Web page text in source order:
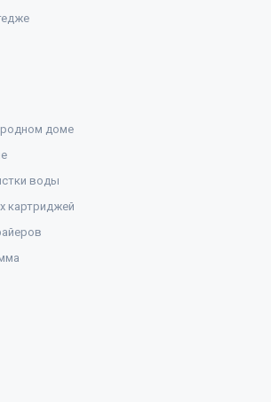
доме
воды
картриджей